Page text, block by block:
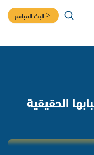
البث المباشر
الحقيقية